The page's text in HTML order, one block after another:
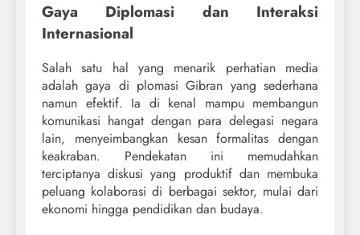
Gaya Diplomasi dan Interaksi
Internasional
Salah satu hal yang menarik perhatian media
adalah gaya di plomasi Gibran yang sederhana
namun efektif. Ia di kenal mampu membangun
komunikasi hangat dengan para delegasi negara
lain, menyeimbangkan kesan formalitas dengan
keakraban. Pendekatan ini memudahkan
terciptanya diskusi yang produktif dan membuka
peluang kolaborasi di berbagai sektor, mulai dari
ekonomi hingga pendidikan dan budaya.